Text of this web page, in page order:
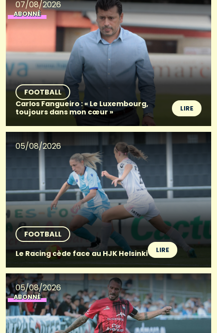
07/08/2026
ABONNÉ
FOOTBALL
Carlos Fangueiro : « Le Luxembourg,
toujours dans mon cœur »
LIRE
05/08/2026
FOOTBALL
Le Racing cède face au HJK Helsinki
LIRE
05/08/2026
ABONNÉ